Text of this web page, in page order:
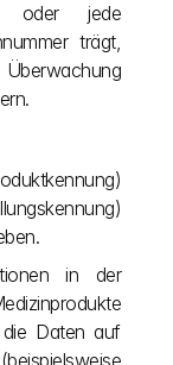
oder jede
trägt,
in der
die Daten auf